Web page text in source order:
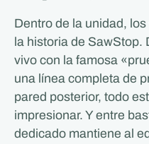
Dentro de la unidad,
la historia de SawStop.
vivo con la famosa
una línea completa de
pared posterior, todo
impresionar. Y entre
dedicado mantiene al